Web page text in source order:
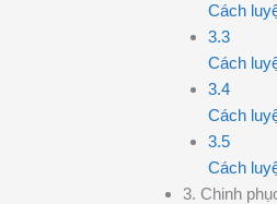
Cách
3.3
Cách
3.4
Cách
3.5
Cách
3. Chinh